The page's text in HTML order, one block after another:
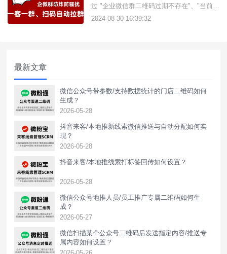
过 "企业微信群二维码过期不存在"、"当前群
聊人数达到上限" 这类问题呢？摩尔微客推
2024-08-30 16:39:32
最新文章
微信公众号带参数/支持数据统计的门店二维码如何
生成？
2026-05-28
抖音来客/本地推新线索微信推送与自动分配如何实
现？
2026-05-28
抖音来客/本地推线索打标签回传如何设置？
2026-05-28
‌微信公众号地推人员/员工推广专属二维码如何生
成？
2026-05-27
微信扫描某个公众号二维码后发送指定内容/推送专
属内容如何设置？